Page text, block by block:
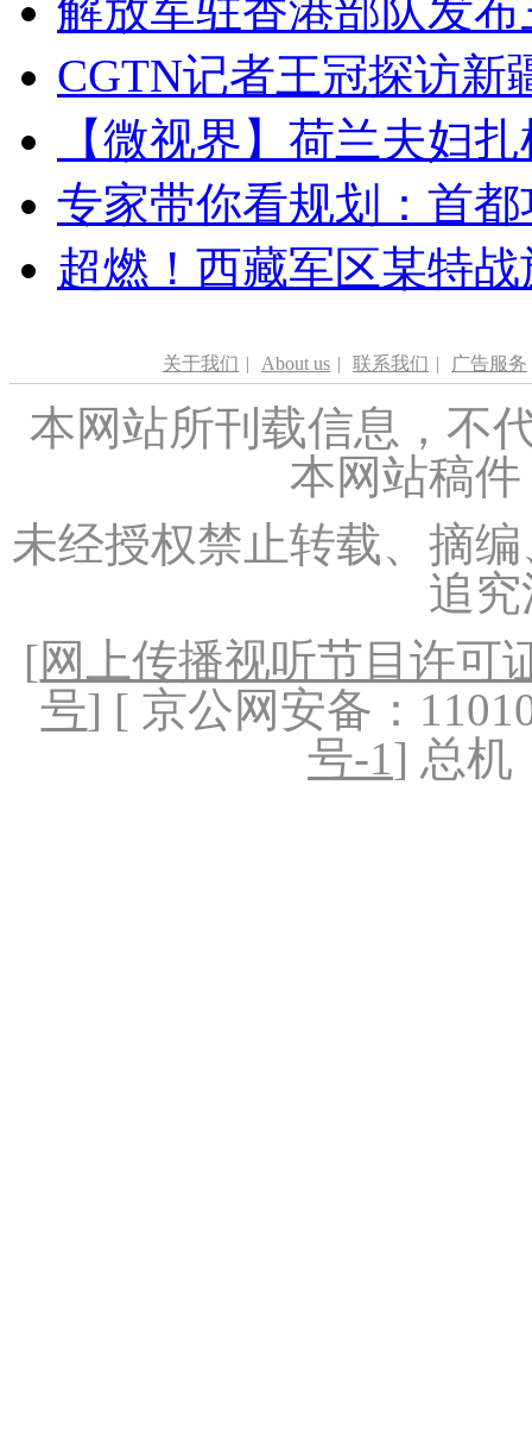
解放军驻香港部队发
CGTN记者王冠探访新
【微视界】荷兰夫妇
专家带你看规划：首
超燃！西藏军区某特
关于我们 | About us | 联系我们 | 广告服务
本网站所刊载信息，不
本网站稿
未经授权禁止转载、摘
追
[网上传播视听节目许可
号] [ 京公网安备：
号-1] 总机